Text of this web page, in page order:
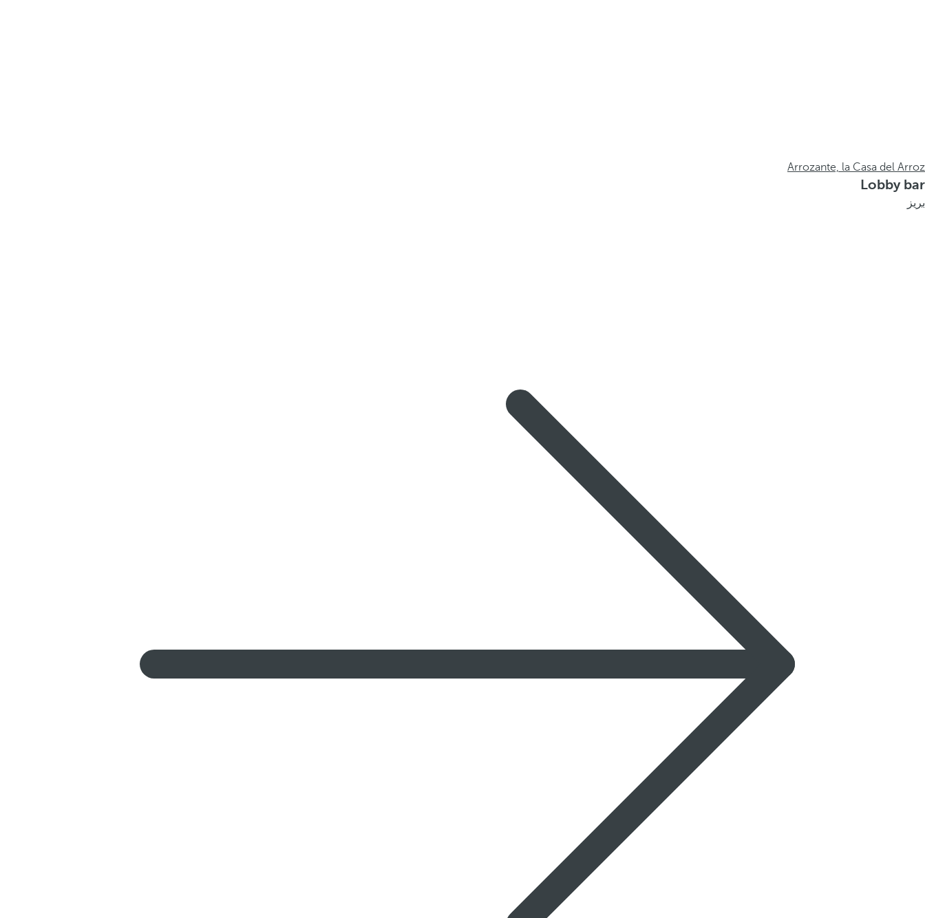
Arrozante, la Casa del Arroz
Lobby bar
بريز